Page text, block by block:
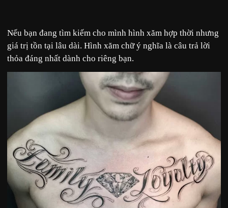
Nếu bạn đang tìm kiếm cho mình hình xăm hợp thời nhưng
giá trị tồn tại lâu dài. Hình xăm chữ ý nghĩa là câu trả lời
thỏa đáng nhất dành cho riêng bạn.